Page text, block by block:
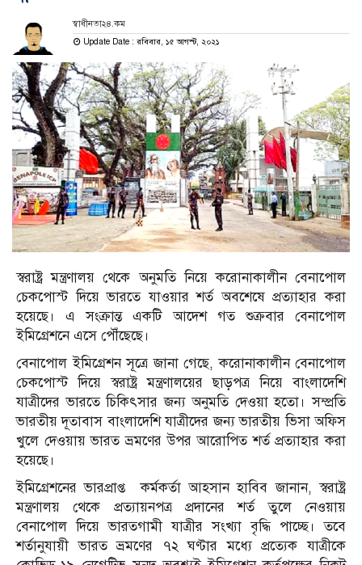
স্বাধীনতা২৪.কম
Update Date : রবিবার, ১৫ আগস্ট, ২০২১
স্বরাষ্ট্র মন্ত্রণালয় থেকে অনুমতি নিয়ে করোনাকালীন বেনাপোল
চেকপোস্ট দিয়ে ভারতে যাওয়ার শর্ত অবশেষে প্রত্যাহার করা
হয়েছে। এ সংক্রান্ত একটি আদেশ গত শুক্রবার বেনাপোল
ইমিগ্রেশনে এসে পৌঁছেছে।
বেনাপোল ইমিগ্রেশন সূত্রে জানা গেছে, করোনাকালীন বেনাপোল
চেকপোস্ট দিয়ে স্বরাষ্ট্র মন্ত্রণালয়ের ছাড়পত্র নিয়ে বাংলাদেশি
যাত্রীদের ভারতে চিকিৎসার জন্য অনুমতি দেওয়া হতো। সম্প্রতি
ভারতীয় দূতাবাস বাংলাদেশি যাত্রীদের জন্য ভারতীয় ভিসা অফিস
খুলে দেওয়ায় ভারত ভ্রমণের উপর আরোপিত শর্ত প্রত্যাহার করা
হয়েছে।
ইমিগ্রেশনের ভারপ্রাপ্ত কর্মকর্তা আহসান হাবিব জানান, স্বরাষ্ট্র
মন্ত্রণালয় থেকে প্রত্যায়নপত্র প্রদানের শর্ত তুলে নেওয়ায়
বেনাপোল দিয়ে ভারতগামী যাত্রীর সংখ্যা বৃদ্ধি পাচ্ছে। তবে
শর্তানুযায়ী ভারত ভ্রমণের ৭২ ঘণ্টার মধ্যে প্রত্যেক যাত্রীকে